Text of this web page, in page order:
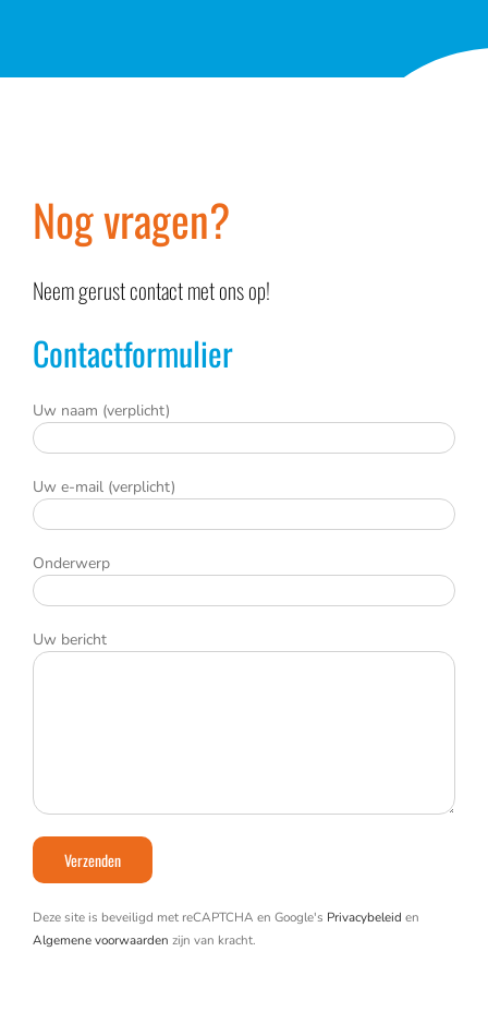
Nog vragen?
Neem gerust contact met ons op!
Contactformulier
Uw naam (verplicht)
Uw e-mail (verplicht)
Onderwerp
Uw bericht
Deze site is beveiligd met reCAPTCHA en Google's Privacybeleid en
Algemene voorwaarden zijn van kracht.